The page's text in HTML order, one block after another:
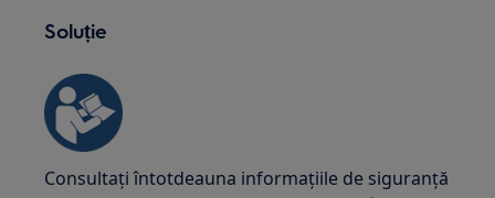
Soluție
Consultați întotdeauna informațiile de siguranță